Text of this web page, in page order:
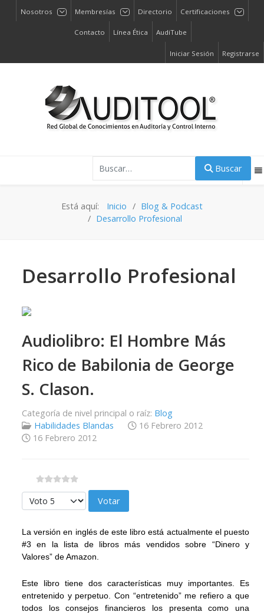
Nosotros Membresías Directorio Certificaciones
Contacto Línea Ética AudiTube
Iniciar Sesión Registrarse
Buscar
Está aquí: Inicio
Blog & Podcast
Desarrollo Profesional
Desarrollo Profesional
Audiolibro: El Hombre Más
Rico de Babilonia de George
S. Clason.
Categoría de nivel principal o raíz: Blog
Habilidades Blandas
16 Febrero 2012
16 Febrero 2012
Por favor, vote
La versión en inglés de este libro está actualmente el puesto
#3 en la lista de libros más vendidos sobre “Dinero y
Valores” de Amazon.
Este libro tiene dos características muy importantes. Es
entretenido y perpetuo. Con “entretenido” me refiero a que
todos los consejos financieros los presenta como una